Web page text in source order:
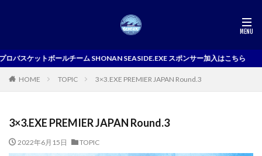
ルチーム SHONAN SEASIDE.EXE スポンサー加入はこちら
HOME TOPIC 3×3.EXE PREMIER JAPAN Round.3
3×3.EXE PREMIER JAPAN Round.3
2022年6月15日 TOPIC